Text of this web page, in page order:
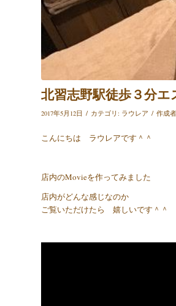
北習志野駅徒歩３分
2017年5月12日 / カテゴリ: ラウレア / 作成
こんにちは ラウレアです＾＾
店内のMovieを作ってみました
店内がどんな感じなのか
ご覧いただけたら 嬉しいです＾＾